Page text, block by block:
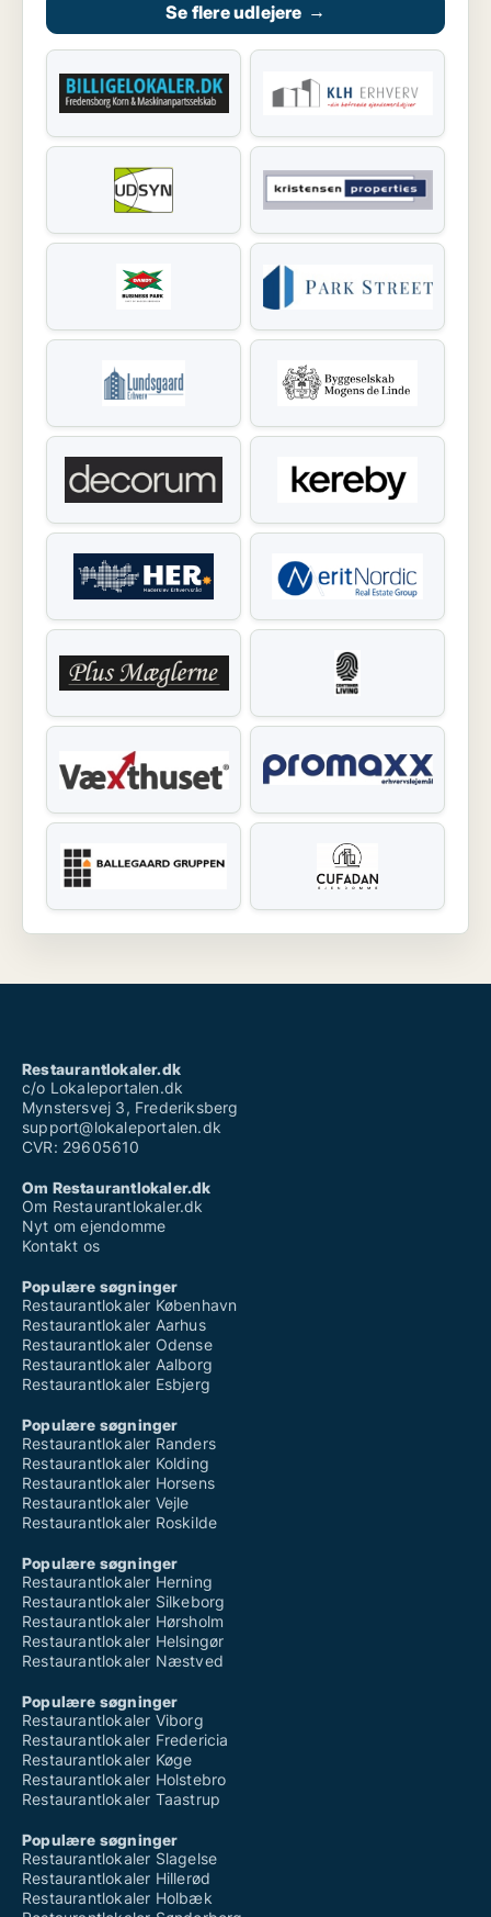
Se flere udlejere →
Restaurantlokaler.dk
c/o Lokaleportalen.dk
Mynstersvej 3, Frederiksberg
support@lokaleportalen.dk
CVR: 29605610
Om Restaurantlokaler.dk
Om Restaurantlokaler.dk
Nyt om ejendomme
Kontakt os
Populære søgninger
Restaurantlokaler København
Restaurantlokaler Aarhus
Restaurantlokaler Odense
Restaurantlokaler Aalborg
Restaurantlokaler Esbjerg
Populære søgninger
Restaurantlokaler Randers
Restaurantlokaler Kolding
Restaurantlokaler Horsens
Restaurantlokaler Vejle
Restaurantlokaler Roskilde
Populære søgninger
Restaurantlokaler Herning
Restaurantlokaler Silkeborg
Restaurantlokaler Hørsholm
Restaurantlokaler Helsingør
Restaurantlokaler Næstved
Populære søgninger
Restaurantlokaler Viborg
Restaurantlokaler Fredericia
Restaurantlokaler Køge
Restaurantlokaler Holstebro
Restaurantlokaler Taastrup
Populære søgninger
Restaurantlokaler Slagelse
Restaurantlokaler Hillerød
Restaurantlokaler Holbæk